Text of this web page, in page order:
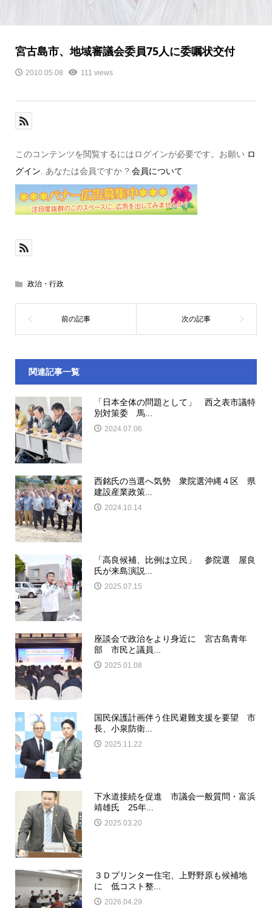
宮古島市、地域審議会委員75人に委嘱状交付
2010.05.08 111 views
このコンテンツを閲覧するにはログインが必要です。お願い ロ
グイン . あなたは会員ですか ? 会員について
政治・行政
関連記事一覧
「日本全体の問題として」 西之表市議特
別対策委 馬...
2024.07.06
西銘氏の当選へ気勢 衆院選沖縄４区 県
建設産業政策...
2024.10.14
「高良候補、比例は立民」 参院選 屋良
氏が来島演説...
2025.07.15
座談会で政治をより身近に 宮古島青年
部 市民と議員...
2025.01.08
国民保護計画伴う住民避難支援を要望 市
長、小泉防衛...
2025.11.22
下水道接続を促進 市議会一般質問・富浜
靖雄氏 25年...
2025.03.20
３Ｄプリンター住宅、上野野原も候補地
に 低コスト整...
2026.04.29